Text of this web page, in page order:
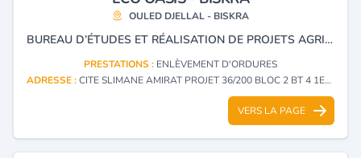
OULED DJELLAL - BISKRA
BUREAU D’ÉTUDES ET RÉALISATION DE PROJETS AGRICOLES, EXPERTISE EN PRATIQUES AGRICOLES ET ÉTUDES ENVIRONNEMENTALES, GESTION DES DÉCHETS MÉNAGERS, AINSI QUE LA RÉALISATION D’ÉTUDES D'IMPACT POUR LES PROJETS D'INVESTISSEMENT.
PRESTATIONS : ENLÈVEMENT D'ORDURES
ADRESSE :CITE SLIMANE AMIRAT PROJET 36/200 BLOC 2 BT 4 1ER ET. OULED DJELLAL - BISKRA
VERS LA PAGE